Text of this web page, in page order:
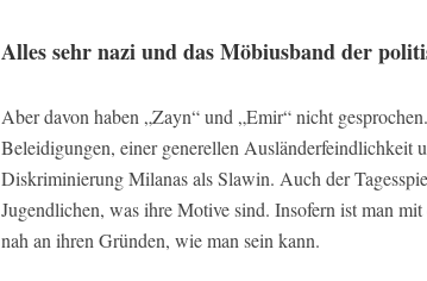
Alles sehr nazi und das Möbiusband der
Aber davon haben „Zayn“ und „Emir“ nicht
Beleidigungen, einer generellen Ausländerfeindlichkeit
Diskriminierung Milanas als Slawin. Auch der
Jugendlichen, was ihre Motive sind. Insofern ist man
nah an ihren Gründen, wie man sein kann.